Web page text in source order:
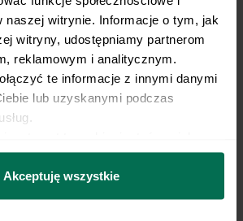
naszej witrynie. Informacje o tym, jak
witryny, udostępniamy partnerom
reklamowym i analitycznym.
te informacje z innymi danymi
lub uzyskanymi podczas
i w jaki sposób
osobowe w ramach
Akceptuję wszystkie
zasmakować